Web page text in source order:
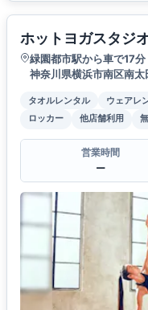
ホットヨガスタジ
緑園都市駅から車で17分
神奈川県横浜市南区南
タオルレンタル ウェアレ
ロッカー
他店舗利用
営業時間
ー